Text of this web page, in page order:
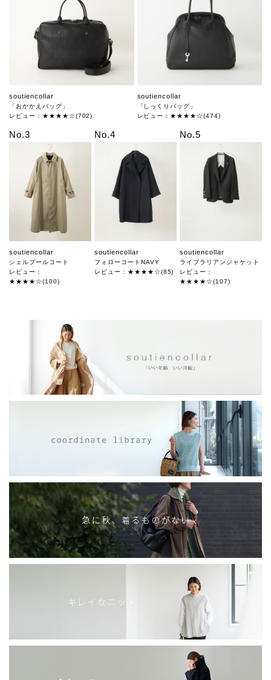
soutiencollar
「おかかえバッグ」
レビュー：★★★★☆(702)
soutiencollar
「しっくりバッグ」
レビュー：★★★★☆(474)
No.3
soutiencollar
シェルブールコート
レビュー：
★★★★☆(100)
No.4
soutiencollar
フォローコートNAVY
レビュー：★★★★☆(85)
No.5
soutiencollar
ライブラリアンジャケット
レビュー：
★★★★☆(107)